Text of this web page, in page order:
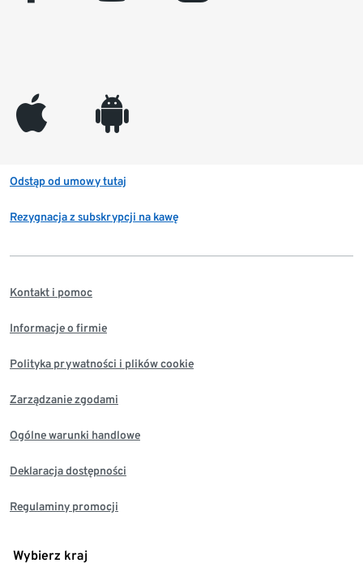
appleinc android
Odstąp od umowy tutaj
Rezygnacja z subskrypcji na kawę
Kontakt i pomoc
Informacje o firmie
Polityka prywatności i plików cookie
Zarządzanie zgodami
Ogólne warunki handlowe
Deklaracja dostępności
Regulaminy promocji
Wybierz kraj